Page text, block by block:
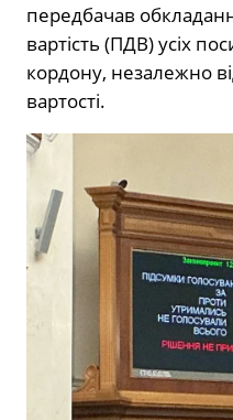
передбачав
вартість (ПДВ) усіх
кордону, незалежно
вартості.